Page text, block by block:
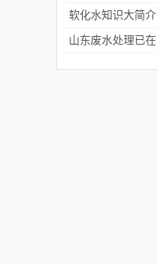
软化水知识大简介